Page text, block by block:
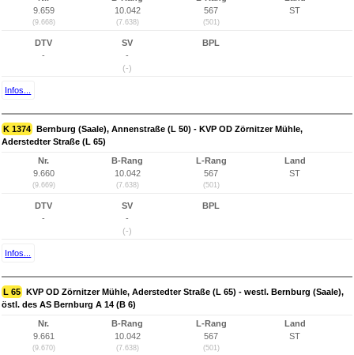
9.659
(9.668)
10.042
(7.638)
567
(501)
ST
DTV
-
SV
-
(-)
BPL
Infos...
K 1374 Bernburg (Saale), Annenstraße (L 50) - KVP OD Zörnitzer Mühle,
Aderstedter Straße (L 65)
Nr.
9.660
(9.669)
B-Rang
10.042
(7.638)
L-Rang
567
(501)
Land
ST
DTV
-
SV
-
(-)
BPL
Infos...
L 65 KVP OD Zörnitzer Mühle, Aderstedter Straße (L 65) - westl. Bernburg (Saale),
östl. des AS Bernburg A 14 (B 6)
Nr.
9.661
(9.670)
B-Rang
10.042
(7.638)
L-Rang
567
(501)
Land
ST